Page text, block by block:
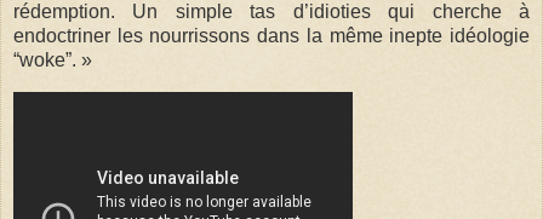
rédemption. Un simple tas d’idioties qui cherche à
endoctriner les nourrissons dans la même inepte idéologie
“woke”. »